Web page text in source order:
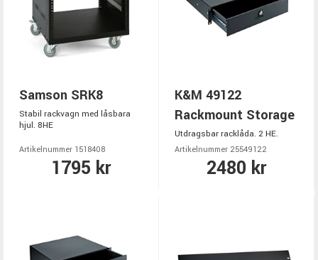
Samson SRK8
Stabil rackvagn med låsbara
hjul. 8HE
Artikelnummer 1518408
1795 kr
K&M 49122
Rackmount Storage
Utdragsbar racklåda. 2 HE.
Artikelnummer 25549122
2480 kr